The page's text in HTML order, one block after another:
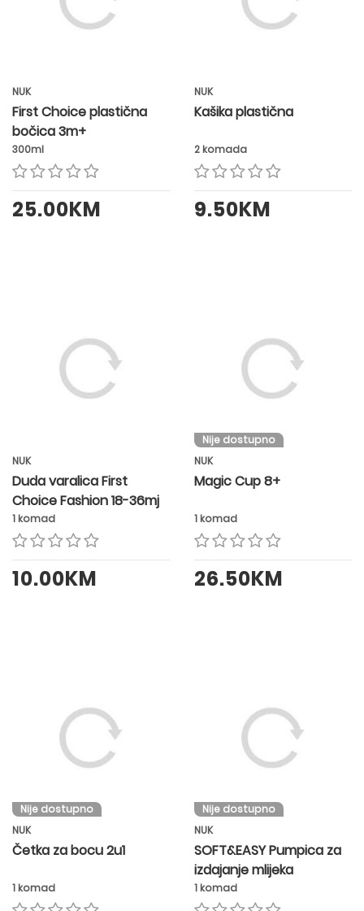
NUK
First Choice plastična
bočica 3m+
300ml
25.00KM
NUK
Kašika plastična
2 komada
9.50KM
NUK
Duda varalica First
Choice Fashion 18-36mj
1 komad
10.00KM
Nije dostupno
NUK
Magic Cup 8+
1 komad
26.50KM
Nije dostupno
NUK
Četka za bocu 2u1
1 komad
Nije dostupno
NUK
SOFT&EASY Pumpica za
izdajanje mlijeka
1 komad